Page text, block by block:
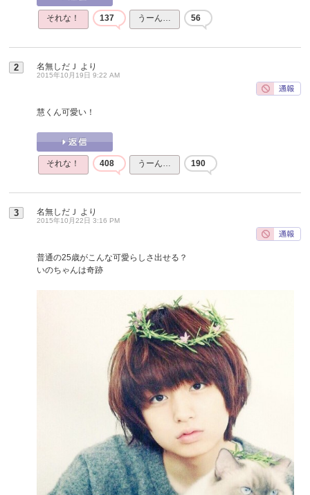
それな！ 137 うーん… 56
2 名無しだＪ より
2015年10月19日 9:22 AM
慧くん可愛い！
それな！ 408 うーん… 190
3 名無しだＪ より
2015年10月22日 3:16 PM
普通の25歳がこんな可愛らしさ出せる？
いのちゃんは奇跡